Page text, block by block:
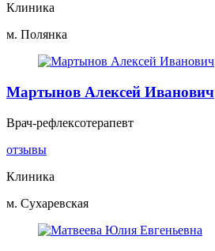
Клиника
м. Полянка
Мартынов Алексей Иванович
Врач-рефлексотерапевт
отзывы
Клиника
м. Сухаревская